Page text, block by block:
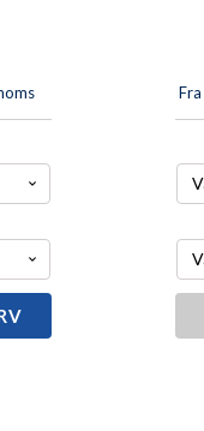
Fra